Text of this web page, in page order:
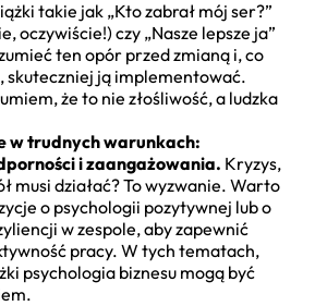
takie jak „Kto zabrał mój ser?”
oczywiście!) czy „Nasze lepsze ja”
ten opór przed zmianą i, co
skuteczniej ją implementować.
że to nie złośliwość, a ludzka
w trudnych warunkach:
i zaangażowania. Kryzys,
musi działać? To wyzwanie. Warto
o psychologii pozytywnej lub o
w zespole, aby zapewnić
pracy. W tych tematach,
psychologia biznesu mogą być